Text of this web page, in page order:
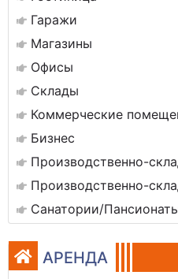
Гаражи
Магазины
Офисы
Склады
Коммерческие
Бизнес
Производственно-
Производственно-
Санатории/
АРЕНДА